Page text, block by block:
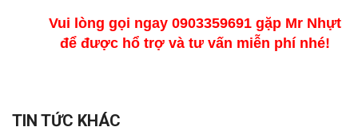
Vui lòng gọi ngay 0903359691 gặp Mr Nhựt
để được hổ trợ và tư vấn miễn phí nhé!
TIN TỨC KHÁC